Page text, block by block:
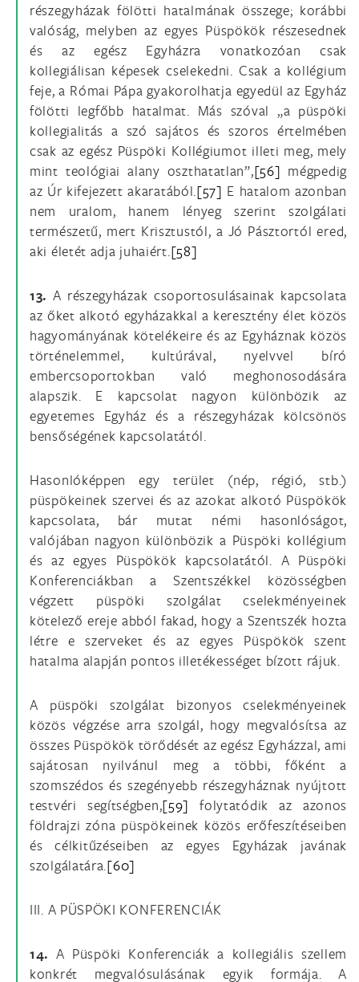
részegyházak fölötti hatalmának összege; korábbi
valóság, melyben az egyes Püspökök részesednek
és az egész Egyházra vonatkozóan csak
kollegiálisan képesek cselekedni. Csak a kollégium
feje, a Római Pápa gyakorolhatja egyedül az Egyház
fölötti legfőbb hatalmat. Más szóval „a püspöki
kollegialitás a szó sajátos és szoros értelmében
csak az egész Püspöki Kollégiumot illeti meg, mely
mint teológiai alany oszthatatlan”,[56] mégpedig
az Úr kifejezett akaratából.[57] E hatalom azonban
nem uralom, hanem lényeg szerint szolgálati
természetű, mert Krisztustól, a Jó Pásztortól ered,
aki életét adja juhaiért.[58]
13. A részegyházak csoportosulásainak kapcsolata
az őket alkotó egyházakkal a keresztény élet közös
hagyományának kötelékeire és az Egyháznak közös
történelemmel, kultúrával, nyelvvel bíró
embercsoportokban való meghonosodására
alapszik. E kapcsolat nagyon különbözik az
egyetemes Egyház és a részegyházak kölcsönös
bensőségének kapcsolatától.
Hasonlóképpen egy terület (nép, régió, stb.)
püspökeinek szervei és az azokat alkotó Püspökök
kapcsolata, bár mutat némi hasonlóságot,
valójában nagyon különbözik a Püspöki kollégium
és az egyes Püspökök kapcsolatától. A Püspöki
Konferenciákban a Szentszékkel közösségben
végzett püspöki szolgálat cselekményeinek
kötelező ereje abból fakad, hogy a Szentszék hozta
létre e szerveket és az egyes Püspökök szent
hatalma alapján pontos illetékességet bízott rájuk.
A püspöki szolgálat bizonyos cselekményeinek
közös végzése arra szolgál, hogy megvalósítsa az
összes Püspökök törődését az egész Egyházzal, ami
sajátosan nyilvánul meg a többi, főként a
szomszédos és szegényebb részegyháznak nyújtott
testvéri segítségben,[59] folytatódik az azonos
földrajzi zóna püspökeinek közös erőfeszítéseiben
és célkitűzéseiben az egyes Egyházak javának
szolgálatára.[60]
III. A PÜSPÖKI KONFERENCIÁK
14. A Püspöki Konferenciák a kollegiális szellem
konkrét megvalósulásának egyik formája. A